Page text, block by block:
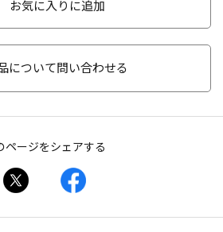
お気に入りに追加
について問い合わせる
ページをシェアする